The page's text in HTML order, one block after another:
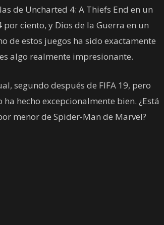
de Uncharted 4: A Thiefs End en un
ciento, y Dios de la Guerra en un
de estos juegos ha sido exactamente
algo realmente impresionante.
segundo después de FIFA 19, pero
hecho excepcionalmente bien. ¿Está
menor de Spider-Man de Marvel?